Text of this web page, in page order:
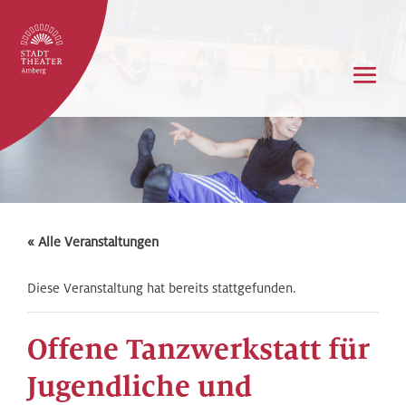
« Alle Veranstaltungen
Diese Veranstaltung hat bereits stattgefunden.
Offene Tanzwerkstatt für
Jugendliche und